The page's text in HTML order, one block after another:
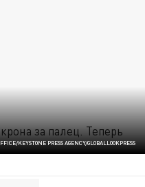
KEYSTONE PRESS AGENCY/GLOBALLOOKPRESS